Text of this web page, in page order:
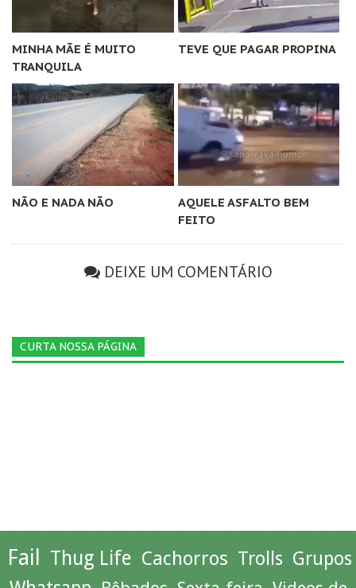
MINHA MÃE É MUITO
TRANQUILA
TEVE QUE PAGAR PROPINA
NÃO E NADA NÃO
AQUELE ASFALTO BEM
FEITO
DEIXE UM COMENTÁRIO
CURTA NOSSA PÁGINA
Fail Thug Life Cachorros Trolls Grupos